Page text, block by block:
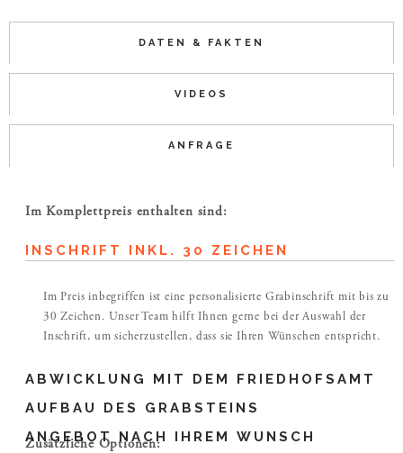
DATEN & FAKTEN
VIDEOS
ANFRAGE
Im Komplettpreis enthalten sind:
INSCHRIFT INKL. 30 ZEICHEN
ABWICKLUNG MIT DEM FRIEDHOFSAMT
AUFBAU DES GRABSTEINS
ANGEBOT NACH IHREM WUNSCH
Im Preis inbegriffen ist eine personalisierte Grabinschrift mit bis zu
30 Zeichen. Unser Team hilft Ihnen gerne bei der Auswahl der
Inschrift, um sicherzustellen, dass sie Ihren Wünschen entspricht.
Zusätzliche Optionen: